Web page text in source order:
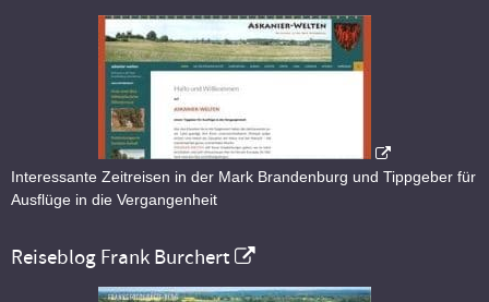
Interessante Zeitreisen in der Mark Brandenburg und Tippgeber für
Ausflüge in die Vergangenheit
Reiseblog Frank Burchert